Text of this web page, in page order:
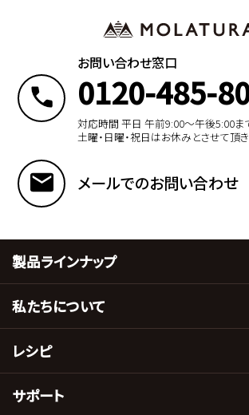
お問い合わせ窓口
0120-485-
対応時間 平日 午前9:00〜午後5:00ま
土曜・日曜・祝日はお休みとさせて頂
メールでのお問い合わせ
製品ラインナップ
私たちについて
レシピ
サポート